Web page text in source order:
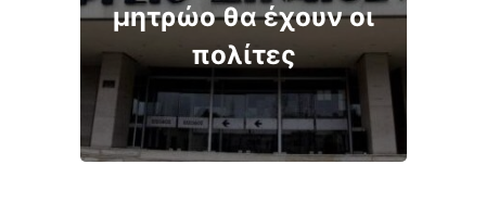
μητρώο θα έχουν οι
πολίτες